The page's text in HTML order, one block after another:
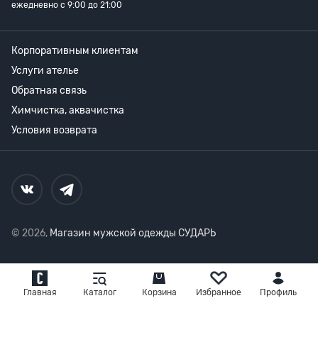
Главная Каталог Корзина Избранное Профиль
ежедневно с 9:00 до 21:00
Корпоративным клиентам
Услуги ателье
Обратная связь
Химчистка, аквачистка
Условия возврата
© 2026, Магазин мужской одежды СУДАРЬ